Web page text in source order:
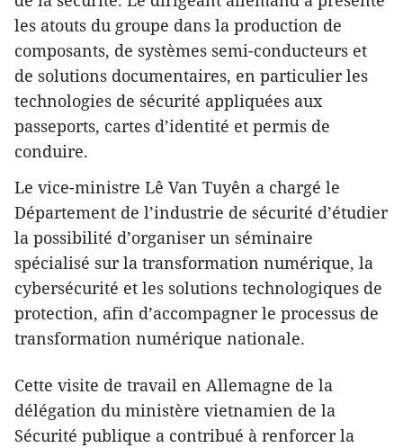
les atouts du groupe dans la production de
composants, de systèmes semi-conducteurs et
de solutions documentaires, en particulier les
technologies de sécurité appliquées aux
passeports, cartes d’identité et permis de
conduire.
Le vice-ministre Lê Van Tuyên a chargé le
Département de l’industrie de sécurité d’étudier
la possibilité d’organiser un séminaire
spécialisé sur la transformation numérique, la
cybersécurité et les solutions technologiques de
protection, afin d’accompagner le processus de
transformation numérique nationale.
Cette visite de travail en Allemagne de la
délégation du ministère vietnamien de la
Sécurité publique a contribué à renforcer la